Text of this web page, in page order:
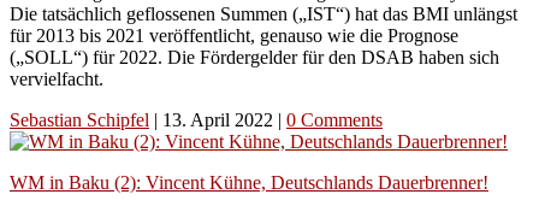
Die tatsächlich geflossenen Summen („IST“) hat das BMI unlängst
für 2013 bis 2021 veröffentlicht, genauso wie die Prognose
(„SOLL“) für 2022. Die Fördergelder für den DSAB haben sich
vervielfacht.
Sebastian Schipfel | 13. April 2022 | 0 Comments
WM in Baku (2): Vincent Kühne, Deutschlands Dauerbrenner!